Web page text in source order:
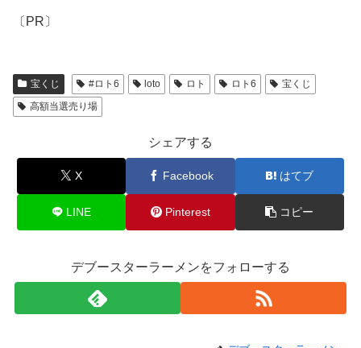
〔PR〕
宝くじ #ロト6 loto ロト ロト6
宝くじ
高額当選売り場
シェアする
X Facebook はてブ
LINE Pinterest コピー
デブースターラーメンをフォローする